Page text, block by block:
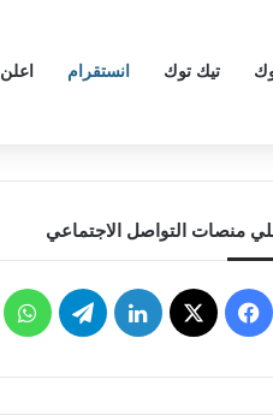
تيك توك انستقرام
علي منصات التواصل الاجتماعي
فيسبوك
‫X لينكدإنتيلقرام